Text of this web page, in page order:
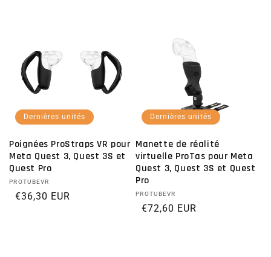
Dernières unités
Poignées ProStraps VR pour
Meta Quest 3, Quest 3S et
Quest Pro
Distributeur :
PROTUBEVR
Prix habituel
€36,30 EUR
Dernières unités
Manette de réalité
virtuelle ProTas pour Meta
Quest 3, Quest 3S et Quest
Pro
Distributeur :
PROTUBEVR
Prix habituel
€72,60 EUR